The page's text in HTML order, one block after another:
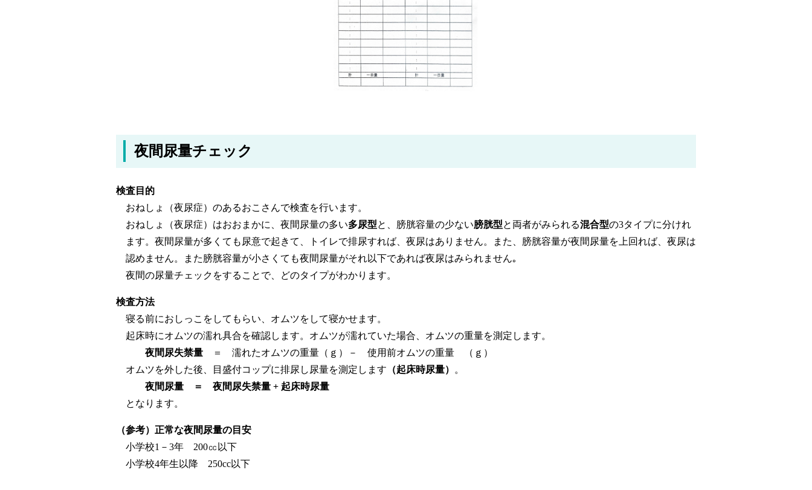
夜間尿量チェック
検査目的
おねしょ（夜尿症）のあるおこさんで検査を行います。
おねしょ（夜尿症）はおおまかに、夜間尿量の多い多尿型と、膀胱容量の少ない膀胱型と両者がみられる混合型の3タイプに分けれ
ます。夜間尿量が多くても尿意で起きて、トイレで排尿すれば、夜尿はありません。また、膀胱容量が夜間尿量を上回れば、夜尿は
認めません。また膀胱容量が小さくても夜間尿量がそれ以下であれば夜尿はみられません｡
夜間の尿量チェックをすることで、どのタイプがわかります。
検査方法
寝る前におしっこをしてもらい、オムツをして寝かせます。
起床時にオムツの濡れ具合を確認します。オムツが濡れていた場合、オムツの重量を測定します。
夜間尿失禁量 ＝ 濡れたオムツの重量（ｇ）－ 使用前オムツの重量 （ｇ）
オムツを外した後、目盛付コップに排尿し尿量を測定します （起床時尿量）
。
夜間尿量 ＝ 夜間尿失禁量 + 起床時尿量
となります。
（参考）正常な夜間尿量の目安
小学校1－3年 200㏄以下
小学校4年生以降 250cc以下